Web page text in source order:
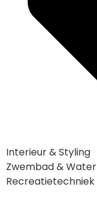
Interieur & Styling
Zwembad & Water
Recreatietechniek